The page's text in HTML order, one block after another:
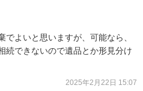
よいと思いますが、可能なら、
続できないので遺品とか形見分け
2025年2月22日 15:07